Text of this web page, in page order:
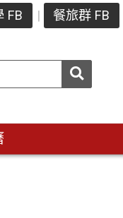
FB 餐旅群 FB
送出